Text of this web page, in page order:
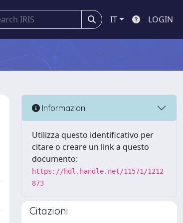
IT LOGIN
Informazioni
Utilizza questo identificativo per
citare o creare un link a questo
documento:
https://hdl.handle.net/11571/1212
873
Citazioni